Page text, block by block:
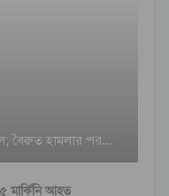
বৈরুত হামলার পর…
মার্কিনি আহত